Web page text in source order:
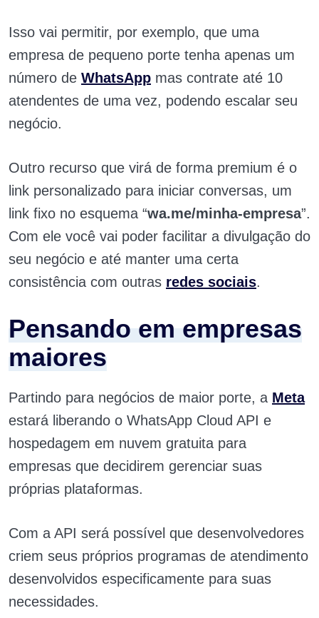
Isso vai permitir, por exemplo, que uma
empresa de pequeno porte tenha apenas um
número de WhatsApp mas contrate até 10
atendentes de uma vez, podendo escalar seu
negócio.
Outro recurso que virá de forma premium é o
link personalizado para iniciar conversas, um
link fixo no esquema “wa.me/minha-empresa”.
Com ele você vai poder facilitar a divulgação do
seu negócio e até manter uma certa
consistência com outras redes sociais.
Pensando em empresas
maiores
Partindo para negócios de maior porte, a Meta
estará liberando o WhatsApp Cloud API e
hospedagem em nuvem gratuita para
empresas que decidirem gerenciar suas
próprias plataformas.
Com a API será possível que desenvolvedores
criem seus próprios programas de atendimento
desenvolvidos especificamente para suas
necessidades.